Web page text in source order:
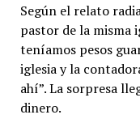
Según el relato
pastor de la misma
teníamos pesos
iglesia y la
ahí”. La sorpresa
dinero.